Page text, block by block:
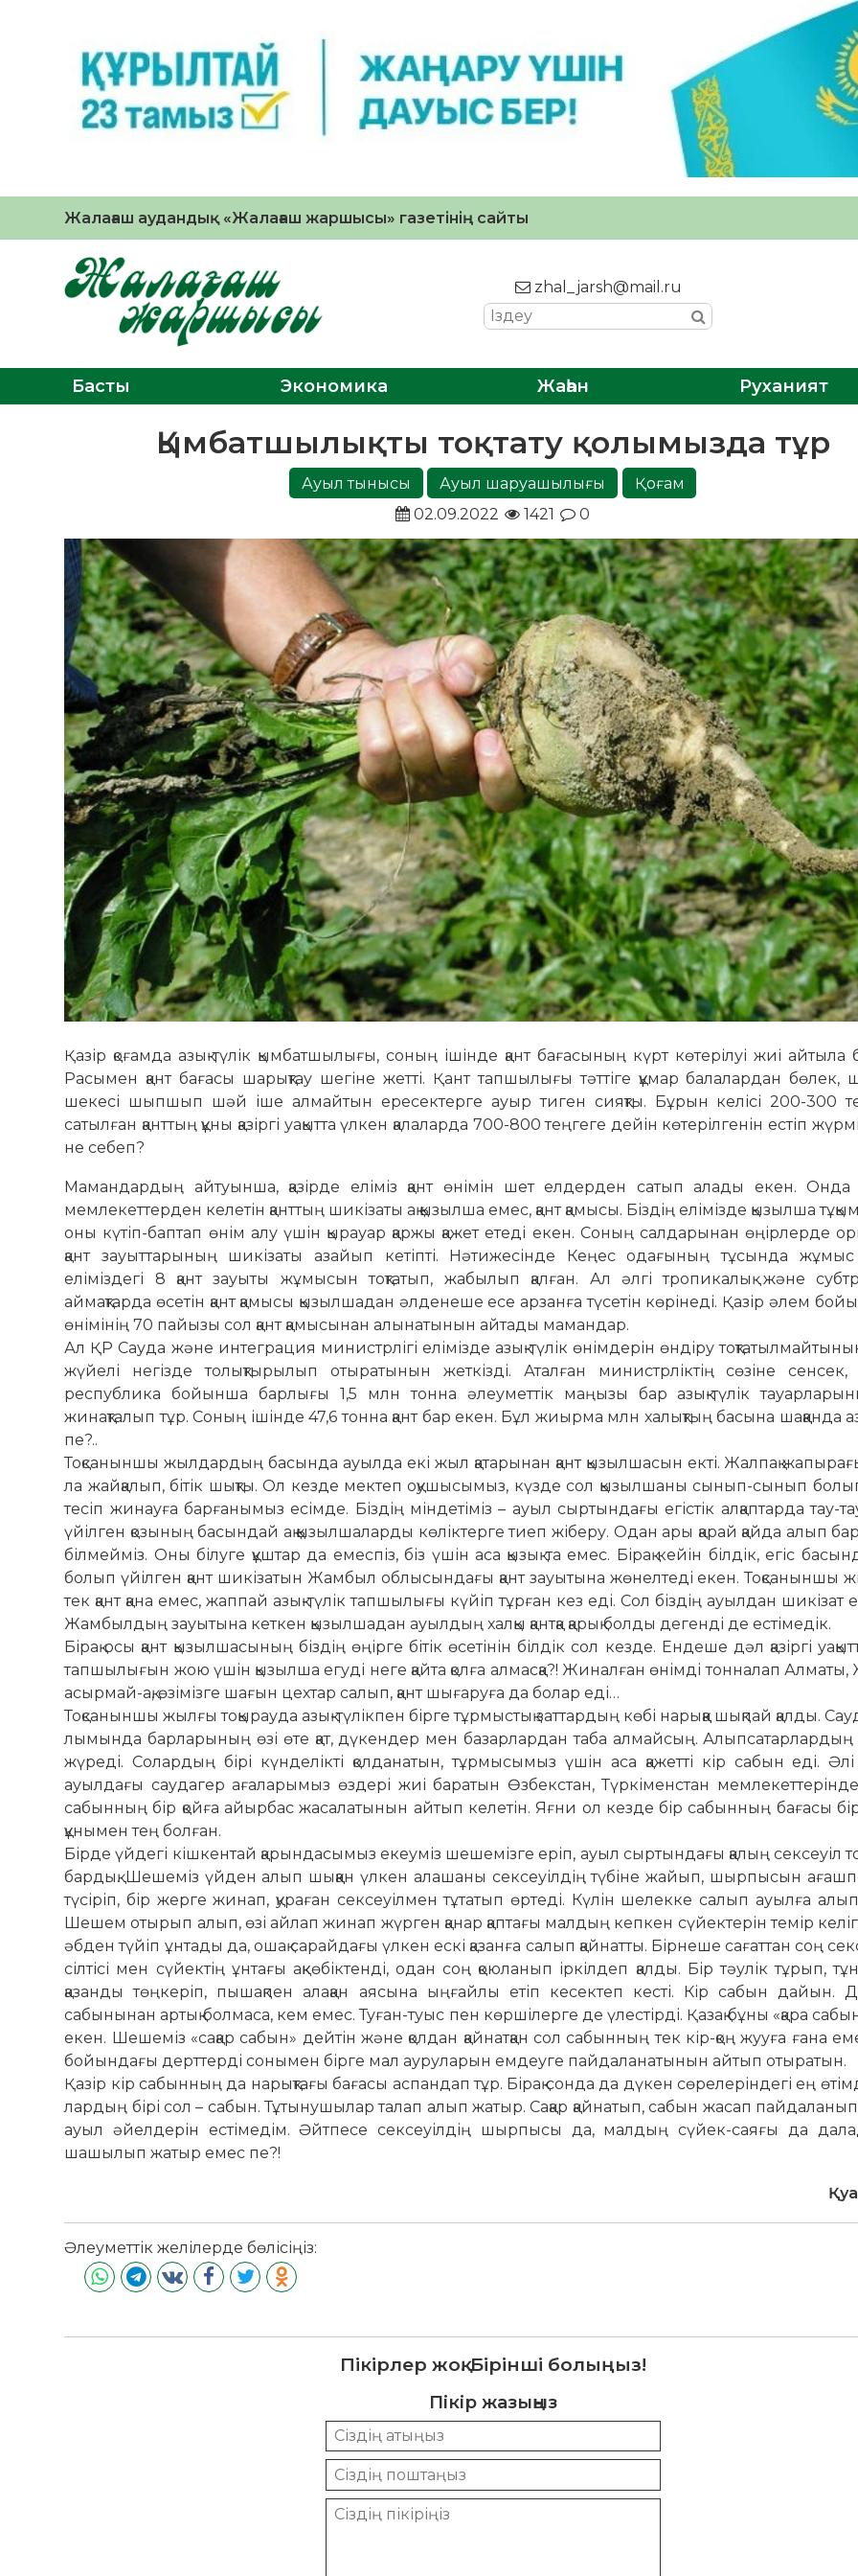
Жалағаш аудандық «Жалағаш жаршысы» газетінің сайты
zhal_jarsh@mail.ru
Басты Экономика Жаһан Руханият
Қымбатшылықты тоқтату қолымызда тұр
Ауыл тынысы Ауыл шаруашылығы
Қоғам
02.09.2022
1421 0
Қазір қоғамда азық-түлік қымбатшылығы, соның ішінде қант бағасының күрт көтерілуі жиі айтыла
Расымен қант бағасы шарықтау шегіне жетті. Қант тапшылығы тәттіге құмар балалардан бөлек,
шекесі шыпшып шәй іше алмайтын ересектерге ауыр тиген сияқты. Бұрын келісі 200-300
сатылған қанттың құны қазіргі уақытта үлкен қалаларда 700-800 теңгеге дейін көтерілгенін естіп
не себеп?
Мамандардың айтуынша, қазірде еліміз қант өнімін шет елдерден сатып алады екен.
мемлекет­тер­ден келетін қанттың шикізаты ақ қы­зылша емес, қант қамысы. Біздің елі­­мізде қызылша
оны кү­тіп-баптап өнім алу үшін қырауар қаржы қажет етеді екен. Соның салда­рынан өңірлерде
қант зауыт­тарының шикізаты азайып ке­тіпті. Нәтижесінде Кеңес одағының тұ­сын­да жұмыс
еліміздегі 8 қант зауы­ты жұмысын тоқтатып, жабы­лып қалған. Ал әлгі тропикалық және
аймақтарда өсетін қант қа­мысы қызылшадан әлденеше есе ар­­занға түсетін көрінеді. Қазір әлем
өнімінің 70 пайызы сол қант қамысынан алынатынын айтады маман­дар.
Ал ҚР Сауда және интеграция ми­­нис­трлігі елімізде азық-түлік өнім­де­рін өндіру
жүйелі негізде толықтырылып отыра­тынын жет­кізді. Аталған министрліктің сөзіне сен­сек,
республика бойын­ша барлығы 1,5 млн тонна әлеуметтік маңызы бар азық-түлік
жинақталып тұр. Соның ішінде 47,6 тонна қант бар екен. Бұл жиырма млн халықтың басына шаққанда
пе?..
Тоқсаныншы жылдардың басында ауылда екі жыл қатарынан қант қы­зылшасын екті. Жалпақ
ла жайқалып, бітік шықты. Ол кез­де мектеп оқушысымыз, күзде сол қызылшаны сынып-сынып
тесіп жинауға барғанымыз есімде. Біздің міндетіміз – ауыл сыртындағы егістік алқаптарда тау-
үйілген қозының басындай ақ қызылшаларды көліктерге тиеп жіберу. Одан ары қарай қайда алып
білмейміз. Оны білуге құштар да емеспіз, біз үшін аса қызық та емес. Бірақ кейін білдік, егіс
болып үйілген қант шикізатын Жамбыл облысындағы қант зауытына жөнелтеді екен. Тоқсаныншы
тек қант қана емес, жаппай азық-түлік тапшылығы күйіп тұрған кез еді. Сол біздің ауылдан шикізат
Жамбылдың зауытына кеткен қызыл­шадан ауылдың халқы қантқа қарық болды дегенді де естімедік.
Бірақ осы қант қызылшасының біздің өңірге бітік өсетінін білдік сол кезде. Ендеше дәл қазіргі
тапшылығын жою үшін қызылша егу­ді неге қайта қолға алмасқа?! Жинал­ған өнімді тонналап
асыр­май-ақ, өзімізге шағын цехтар салып, қант шығаруға да болар еді…
Тоқсаныншы жылғы тоқырауда азық-түлікпен бірге тұрмыстық заттардың көбі нарыққа шықпай қалды.
лымында барларының өзі өте қат, дүкендер мен базарлардан таба ал­май­сың. Алыпсатарлардың
жү­реді. Солардың бірі күнделікті қолда­натын, тұрмысымыз үшін аса қажетті кір сабын еді.
ауылдағы сау­­дагер ағаларымыз өздері жиі ба­ра­тын Өзбекстан, Түркіменстан мемлекет­те­рінде
сабынның бір қойға айыр­бас жасалатынын айтып келетін. Яғни ол кезде бір сабынның бағасы
құнымен тең болған.
Бірде үйдегі кішкентай қарын­да­сымыз екеуміз шешемізге еріп, ауыл сыртындағы қалың сексеуіл
бардық. Шешеміз үйден алып шыққан үлкен алашаны сексеуілдің түбіне жа­йып, шырпысын
түсі­ріп, бір жерге жинап, қураған сексеуілмен тұ­татып өртеді. Күлін шелекке салып ауыл­ға
Шешем отырып алып, өзі айлап жинап жүрген қанар қап­тағы малдың кепкен сүйектерін те­мір
әбден түйіп ұнтады да, ошақ сарайдағы үлкен ескі қазанға салып қайнатты. Бірнеше сағаттан соң
сілтісі мен сүйектің ұн­тағы ақкөбіктенді, одан соң қоюланып іркілдеп қалды. Бір тәулік тұрып,
қазанды төңкеріп, пышақпен алақан аясына ыңғайлы етіп кесектеп кесті. Кір сабын дайын.
сабынынан артық болмаса, кем емес. Туған-туыс пен көршілерге де үлестірді. Қазақ бұны «қара
екен. Шешеміз «сақар сабын» дейтін және қолдан қай­натқан сол сабынның тек кір-қоң жууға ғана
бойындағы дерттерді сонымен бірге мал ауруларын емдеуге пайдаланатынын айтып отыратын.
Қазір кір сабынның да нарықтағы бағасы аспандап тұр. Бірақ сонда да дүкен сөрелеріндегі ең
лардың бірі сол – сабын. Тұтынушылар талап алып жатыр. Сақар қайнатып, са­бын жасап
ауыл әйелдерін естімедім. Әйтпесе сексеуіл­дің шырпысы да, малдың сүйек-саяғы да
шашылып жатыр емес пе?!
Әлеуметтік желілерде бөлісіңіз:
Пікірлер жоқ. Бірінші болыңыз!
Пікір жазыңыз